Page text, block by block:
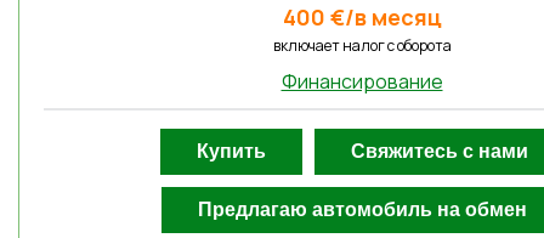
400 €/в месяц
включает налог с оборотa
Финансирование